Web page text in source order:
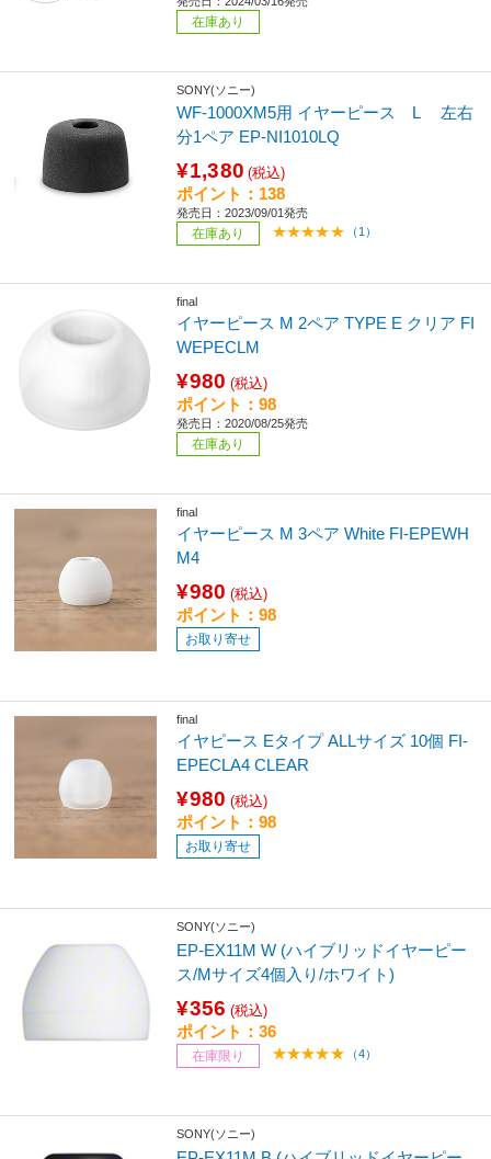
在庫あり
SONY(ソニー)
WF-1000XM5用 イヤーピース L 左右
分1ペア EP-NI1010LQ
¥1,380 (税込)
ポイント：138
発売日：2023/09/01発売
在庫あり （1）
final
イヤーピース M 2ペア TYPE E クリア FI
WEPECLM
¥980 (税込)
ポイント：98
発売日：2020/08/25発売
在庫あり
final
イヤーピース M 3ペア White FI-EPEWH
M4
¥980 (税込)
ポイント：98
お取り寄せ
final
イヤピース Eタイプ ALLサイズ 10個 FI-
EPECLA4 CLEAR
¥980 (税込)
ポイント：98
お取り寄せ
SONY(ソニー)
EP-EX11M W (ハイブリッドイヤーピー
ス/Mサイズ4個入り/ホワイト)
¥356 (税込)
ポイント：36
在庫限り （4）
SONY(ソニー)